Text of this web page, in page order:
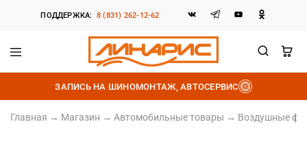
ПОДДЕРЖКА: 8 (831) 262-12-62
Линарис
Продажа
шин,
дисков
и
аккумуляторов
ЗАПИСЬ НА ШИНОМОНТАЖ, АВТОСЕРВИС
Главная → Магазин → Автомобильные товары → Воздушные